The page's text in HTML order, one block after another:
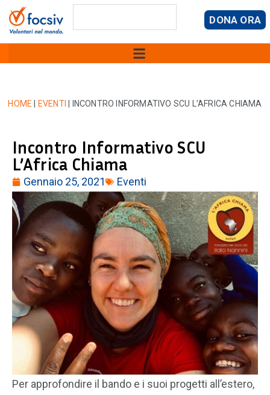
DONA ORA
HOME EVENTI INCONTRO INFORMATIVO SCU L’AFRICA CHIAMA
Incontro Informativo SCU
L’Africa Chiama
Gennaio 25, 2021 Eventi
Per approfondire il bando e i suoi progetti all’estero,